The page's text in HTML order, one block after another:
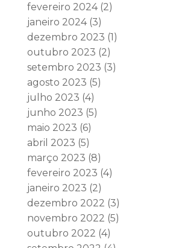
fevereiro 2024(2)
janeiro 2024(3)
dezembro 2023 (1)
outubro 2023 (2)
setembro 2023 (3)
agosto 2023 (5)
julho 2023 (4)
junho 2023 (5)
maio 2023 (6)
abril 2023 (5)
março 2023 (8)
fevereiro 2023 (4)
janeiro 2023 (2)
dezembro 2022 (3)
novembro 2022 (5)
outubro 2022 (4)